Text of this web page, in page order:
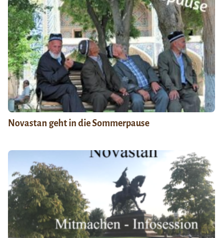
Novastan geht in die Sommerpause